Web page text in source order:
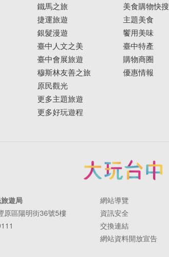
鐵馬之旅
捷運旅遊
銀髮漫遊
臺中人文之美
臺中會展旅遊
穆斯林友善之旅
原民觀光
更多主題旅遊
更多好玩遊程
美食購物快搜
主題美食
饗用美味
臺中特產
購物商圈
優惠情報
遊局
原區陽明街36號5樓
網站導覽
資訊安全
交換連結
網站資料開放宣告